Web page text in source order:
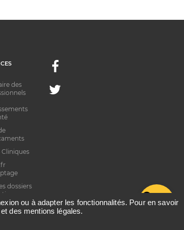
des
Cliniques
dossiers
Facebook
Twitter
ou à adapter les fonctionnalités. Pour en savoir
des mentions légales.